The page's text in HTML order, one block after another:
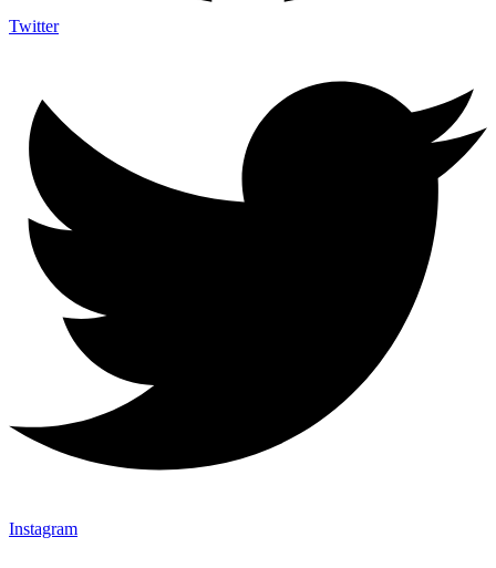
Twitter
Instagram